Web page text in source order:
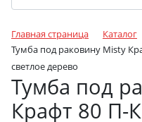
Главная страница Каталог
Тумба под раковину Misty
светлое дерево
Тумба под
Крафт 80 П-